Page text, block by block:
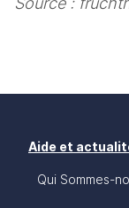
Aide et
Qui Sommes-